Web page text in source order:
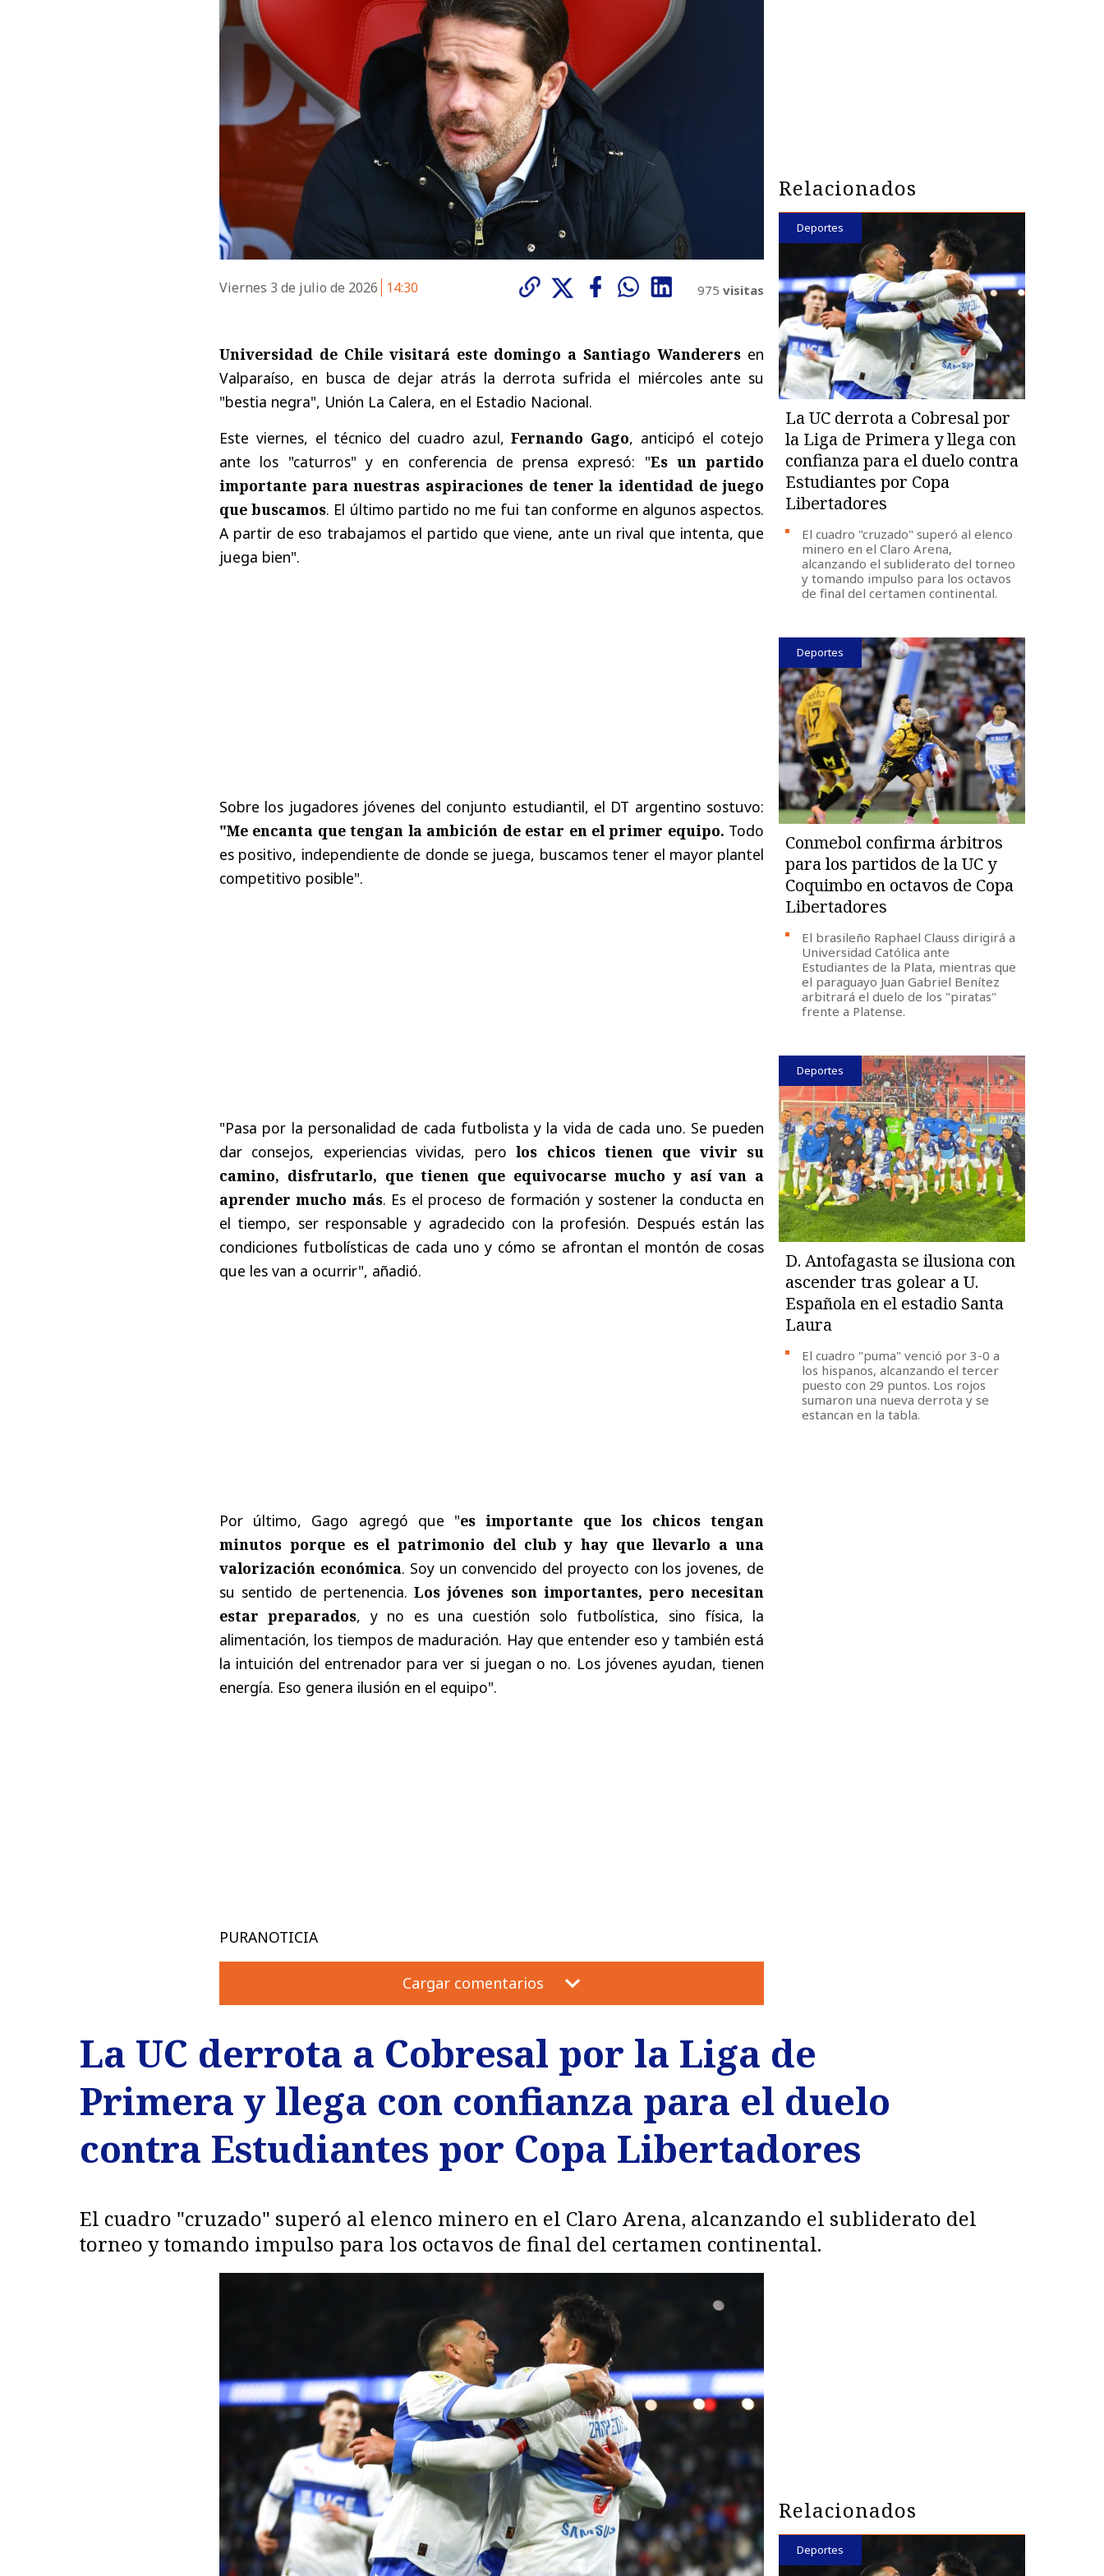
Viernes 3 de julio de 2026 14:30 975 visitas
Universidad de Chile visitará este domingo a Santiago Wanderers en
Valparaíso, en busca de dejar atrás la derrota sufrida el miércoles ante su
"bestia negra", Unión La Calera, en el Estadio Nacional.
Este viernes, el técnico del cuadro azul, Fernando Gago, anticipó el cotejo
ante los "caturros" y en conferencia de prensa expresó: "Es un partido
importante para nuestras aspiraciones de tener la identidad de juego
que buscamos. El último partido no me fui tan conforme en algunos aspectos.
A partir de eso trabajamos el partido que viene, ante un rival que intenta, que
juega bien".
Sobre los jugadores jóvenes del conjunto estudiantil, el DT argentino sostuvo:
"Me encanta que tengan la ambición de estar en el primer equipo. Todo
es positivo, independiente de donde se juega, buscamos tener el mayor plantel
competitivo posible".
"Pasa por la personalidad de cada futbolista y la vida de cada uno. Se pueden
dar consejos, experiencias vividas, pero los chicos tienen que vivir su
camino, disfrutarlo, que tienen que equivocarse mucho y así van a
aprender mucho más. Es el proceso de formación y sostener la conducta en
el tiempo, ser responsable y agradecido con la profesión. Después están las
condiciones futbolísticas de cada uno y cómo se afrontan el montón de cosas
que les van a ocurrir", añadió.
Por último, Gago agregó que "es importante que los chicos tengan
minutos porque es el patrimonio del club y hay que llevarlo a una
valorización económica. Soy un convencido del proyecto con los jovenes, de
su sentido de pertenencia.Los jóvenes son importantes, pero necesitan
estar preparados, y no es una cuestión solo futbolística, sino física, la
alimentación, los tiempos de maduración. Hay que entender eso y también está
la intuición del entrenador para ver si juegan o no. Los jóvenes ayudan, tienen
energía. Eso genera ilusión en el equipo".
PURANOTICIA
Cargar comentarios
Relacionados
Deportes
La UC derrota a Cobresal por
la Liga de Primera y llega con
confianza para el duelo contra
Estudiantes por Copa
Libertadores
El cuadro "cruzado" superó al elenco
minero en el Claro Arena,
alcanzando el subliderato del torneo
y tomando impulso para los octavos
de final del certamen continental.
Deportes
Conmebol confirma árbitros
para los partidos de la UC y
Coquimbo en octavos de Copa
Libertadores
El brasileño Raphael Clauss dirigirá a
Universidad Católica ante
Estudiantes de la Plata, mientras que
el paraguayo Juan Gabriel Benítez
arbitrará el duelo de los "piratas"
frente a Platense.
Deportes
D. Antofagasta se ilusiona con
ascender tras golear a U.
Española en el estadio Santa
Laura
El cuadro "puma" venció por 3-0 a
los hispanos, alcanzando el tercer
puesto con 29 puntos. Los rojos
sumaron una nueva derrota y se
estancan en la tabla.
La UC derrota a Cobresal por la Liga de
Primera y llega con confianza para el duelo
contra Estudiantes por Copa Libertadores
El cuadro "cruzado" superó al elenco minero en el Claro Arena, alcanzando el subliderato del
torneo y tomando impulso para los octavos de final del certamen continental.
Relacionados
Deportes